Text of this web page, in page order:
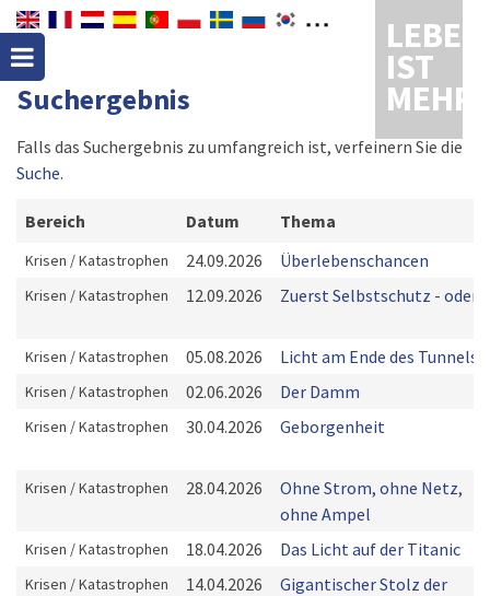
LEBEN
IST
MEHR
Suchergebnis
Falls das Suchergebnis zu umfangreich ist, verfeinern Sie die
Suche.
Bereich Datum Thema
Krisen / Katastrophen 24.09.2026 Überlebenschancen
Krisen / Katastrophen 12.09.2026 Zuerst Selbstschutz - oder?
Krisen / Katastrophen 05.08.2026 Licht am Ende des Tunnels
Krisen / Katastrophen 02.06.2026 Der Damm
Krisen / Katastrophen 30.04.2026 Geborgenheit
Krisen / Katastrophen 28.04.2026
Ohne Strom, ohne Netz,
ohne Ampel
Krisen / Katastrophen 18.04.2026 Das Licht auf der Titanic
Krisen / Katastrophen 14.04.2026
Gigantischer Stolz der